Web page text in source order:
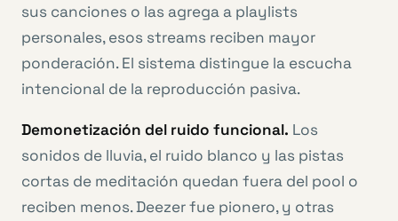
sus canciones o las agrega a playlists
personales, esos streams reciben mayor
ponderación. El sistema distingue la escucha
intencional de la reproducción pasiva.
Demonetización del ruido funcional. Los
sonidos de lluvia, el ruido blanco y las pistas
cortas de meditación quedan fuera del pool o
reciben menos. Deezer fue pionero, y otras